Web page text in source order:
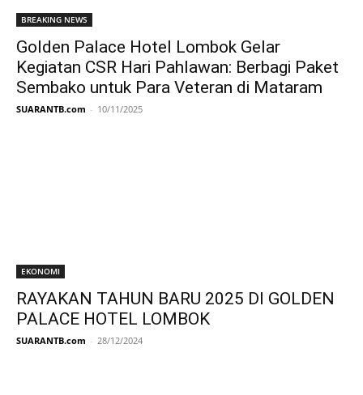
BREAKING NEWS
Golden Palace Hotel Lombok Gelar
Kegiatan CSR Hari Pahlawan: Berbagi Paket
Sembako untuk Para Veteran di Mataram
SUARANTB.com - 10/11/2025
EKONOMI
RAYAKAN TAHUN BARU 2025 DI GOLDEN
PALACE HOTEL LOMBOK
SUARANTB.com - 28/12/2024